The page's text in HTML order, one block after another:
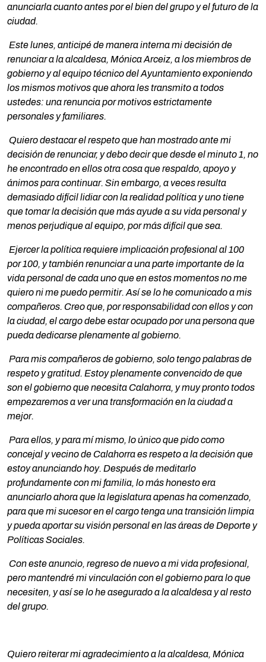
anunciarla cuanto antes por el bien del grupo y el futuro de la
ciudad.
Este lunes, anticipé de manera interna mi decisión de
renunciar a la alcaldesa, Mónica Arceiz, a los miembros de
gobierno y al equipo técnico del Ayuntamiento exponiendo
los mismos motivos que ahora les transmito a todos
ustedes: una renuncia por motivos estrictamente
personales y familiares.
Quiero destacar el respeto que han mostrado ante mi
decisión de renunciar, y debo decir que desde el minuto 1, no
he encontrado en ellos otra cosa que respaldo, apoyo y
ánimos para continuar. Sin embargo, a veces resulta
demasiado difícil lidiar con la realidad política y uno tiene
que tomar la decisión que más ayude a su vida personal y
menos perjudique al equipo, por más difícil que sea.
Ejercer la política requiere implicación profesional al 100
por 100, y también renunciar a una parte importante de la
vida personal de cada uno que en estos momentos no me
quiero ni me puedo permitir. Así se lo he comunicado a mis
compañeros. Creo que, por responsabilidad con ellos y con
la ciudad, el cargo debe estar ocupado por una persona que
pueda dedicarse plenamente al gobierno.
Para mis compañeros de gobierno, solo tengo palabras de
respeto y gratitud. Estoy plenamente convencido de que
son el gobierno que necesita Calahorra, y muy pronto todos
empezaremos a ver una transformación en la ciudad a
mejor.
Para ellos, y para mí mismo, lo único que pido como
concejal y vecino de Calahorra es respeto a la decisión que
estoy anunciando hoy. Después de meditarlo
profundamente con mi familia, lo más honesto era
anunciarlo ahora que la legislatura apenas ha comenzado,
para que mi sucesor en el cargo tenga una transición limpia
y pueda aportar su visión personal en las áreas de Deporte y
Políticas Sociales.
Con este anuncio, regreso de nuevo a mi vida profesional,
pero mantendré mi vinculación con el gobierno para lo que
necesiten, y así se lo he asegurado a la alcaldesa y al resto
del grupo.
Quiero reiterar mi agradecimiento a la alcaldesa, Mónica